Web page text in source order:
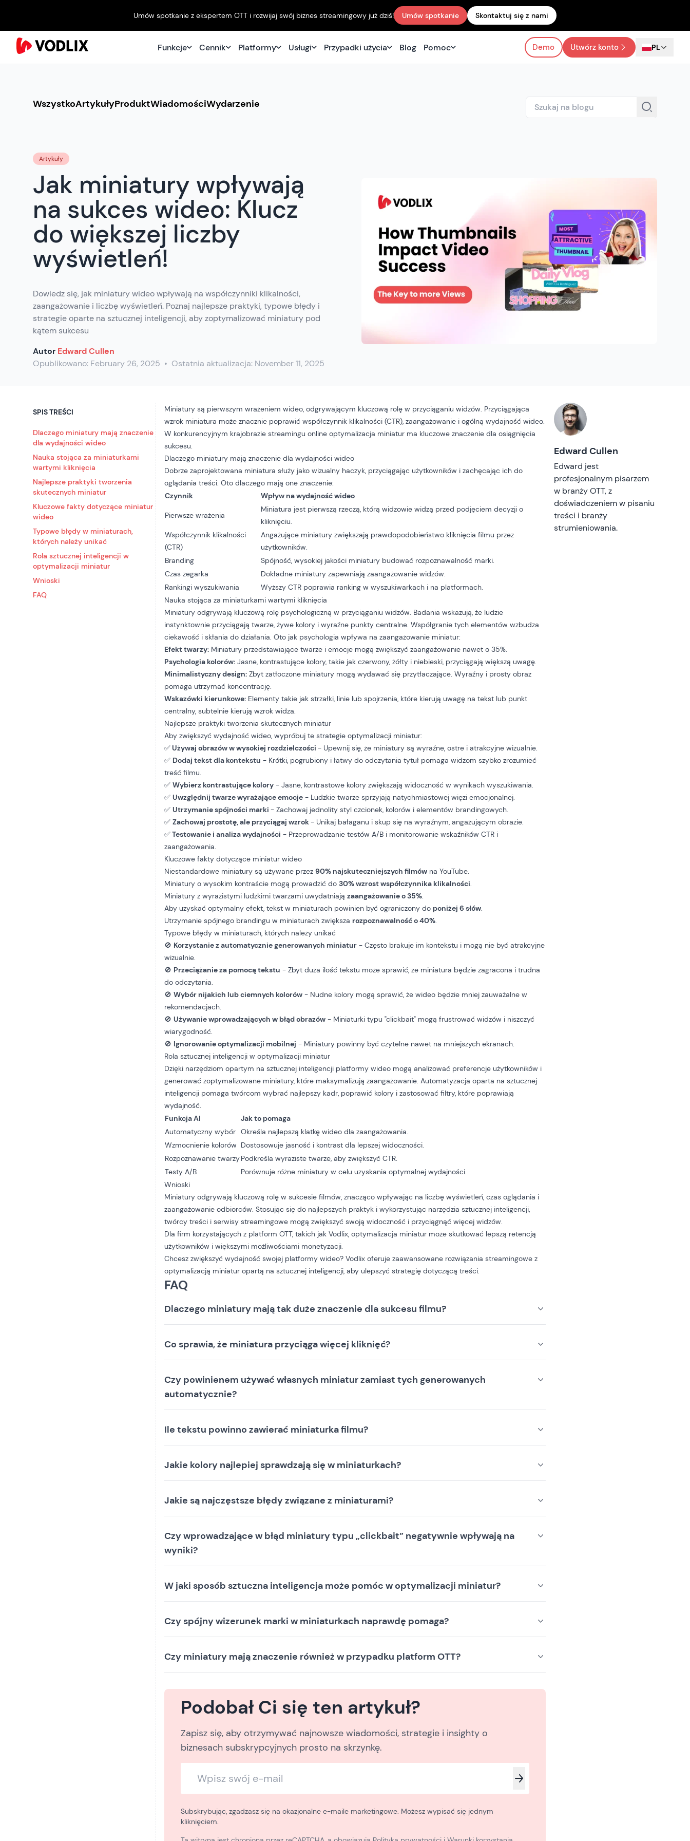
Umów spotkanie z ekspertem OTT i rozwijaj swój biznes streamingowy już dziś! Umów spotkanie Skontaktuj się z nami
Funkcje Cennik Platformy Usługi Przypadki użycia Blog Pomoc Demo Utwórz konto PL
WszystkoArtykułyProduktWiadomościWydarzenie
Artykuły
Jak miniatury wpływają
na sukces wideo: Klucz
do większej liczby
wyświetleń!
Dowiedz się, jak miniatury wideo wpływają na współczynniki klikalności,
zaangażowanie i liczbę wyświetleń. Poznaj najlepsze praktyki, typowe błędy i
strategie oparte na sztucznej inteligencji, aby zoptymalizować miniatury pod
kątem sukcesu
Autor Edward Cullen
Opublikowano: February 26, 2025 • Ostatnia aktualizacja: November 11, 2025
SPIS TREŚCI
Dlaczego miniatury mają znaczenie
dla wydajności wideo
Nauka stojąca za miniaturkami
wartymi kliknięcia
Najlepsze praktyki tworzenia
skutecznych miniatur
Kluczowe fakty dotyczące miniatur
wideo
Typowe błędy w miniaturach,
których należy unikać
Rola sztucznej inteligencji w
optymalizacji miniatur
Wnioski
FAQ
Miniatury są pierwszym wrażeniem wideo, odgrywającym kluczową rolę w przyciąganiu widzów. Przyciągająca
wzrok miniatura może znacznie poprawić współczynnik klikalności (CTR), zaangażowanie i ogólną wydajność wideo.
W konkurencyjnym krajobrazie streamingu online optymalizacja miniatur ma kluczowe znaczenie dla osiągnięcia
sukcesu.
Dlaczego miniatury mają znaczenie dla wydajności wideo
Dobrze zaprojektowana miniatura służy jako wizualny haczyk, przyciągając użytkowników i zachęcając ich do
oglądania treści. Oto dlaczego mają one znaczenie:
Czynnik
Wpływ na wydajność wideo
Pierwsze wrażenia
Miniatura jest pierwszą rzeczą, którą widzowie widzą przed podjęciem decyzji o
kliknięciu.
Współczynnik klikalności
(CTR)
Angażujące miniatury zwiększają prawdopodobieństwo kliknięcia filmu przez
użytkowników.
Branding
Spójność,wysokiej jakości miniatury budować rozpoznawalność marki.
Czas zegarka
Dokładne miniatury zapewniają zaangażowanie widzów.
Rankingi wyszukiwania
Wyższy CTR poprawia ranking w wyszukiwarkach i na platformach.
Nauka stojąca za miniaturkami wartymi kliknięcia
Miniatury odgrywają kluczową rolę psychologiczną w przyciąganiu widzów. Badania wskazują, że ludzie
instynktownie przyciągają twarze, żywe kolory i wyraźne punkty centralne. Współgranie tych elementów wzbudza
ciekawość i skłania do działania. Oto jak psychologia wpływa na zaangażowanie miniatur:
Efekt twarzy: Miniatury przedstawiające twarze i emocje mogą zwiększyć zaangażowanie nawet o 35%.
Psychologia kolorów: Jasne, kontrastujące kolory, takie jak czerwony, żółty i niebieski, przyciągają większą uwagę.
Minimalistyczny design: Zbyt zatłoczone miniatury mogą wydawać się przytłaczające. Wyraźny i prosty obraz
pomaga utrzymać koncentrację.
Wskazówki kierunkowe: Elementy takie jak strzałki, linie lub spojrzenia, które kierują uwagę na tekst lub punkt
centralny, subtelnie kierują wzrok widza.
Najlepsze praktyki tworzenia skutecznych miniatur
Aby zwiększyć wydajność wideo, wypróbuj te strategie optymalizacji miniatur:
✅ Używaj obrazów w wysokiej rozdzielczości- Upewnij się, że miniatury są wyraźne, ostre i atrakcyjne wizualnie.
✅ Dodaj tekst dla kontekstu - Krótki, pogrubiony i łatwy do odczytania tytuł pomaga widzom szybko zrozumieć
treść filmu.
✅Wybierz kontrastujące kolory - Jasne, kontrastowe kolory zwiększają widoczność w wynikach wyszukiwania.
✅ Uwzględnij twarze wyrażające emocje - Ludzkie twarze sprzyjają natychmiastowej więzi emocjonalnej.
✅ Utrzymanie spójności marki- Zachowaj jednolity styl czcionek, kolorów i elementów brandingowych.
✅Zachowaj prostotę, ale przyciągaj wzrok- Unikaj bałaganu i skup się na wyraźnym, angażującym obrazie.
✅Testowanie i analiza wydajności - Przeprowadzanie testów A/B i monitorowanie wskaźników CTR i
zaangażowania.
Kluczowe fakty dotyczące miniatur wideo
Niestandardowe miniatury są używane przez90% najskuteczniejszych filmów na YouTube.
Miniatury o wysokim kontraście mogą prowadzić do30% wzrost współczynnika klikalności.
Miniatury z wyrazistymi ludzkimi twarzami uwydatniajązaangażowanie o 35%.
Aby uzyskać optymalny efekt, tekst w miniaturach powinien być ograniczony do poniżej 6 słów.
Utrzymanie spójnego brandingu w miniaturach zwiększa rozpoznawalność o 40%.
Typowe błędy w miniaturach, których należy unikać
🚫 Korzystanie z automatycznie generowanych miniatur - Często brakuje im kontekstu i mogą nie być atrakcyjne
wizualnie.
🚫 Przeciążanie za pomocą tekstu - Zbyt duża ilość tekstu może sprawić, że miniatura będzie zagracona i trudna
do odczytania.
🚫Wybór nijakich lub ciemnych kolorów - Nudne kolory mogą sprawić, że wideo będzie mniej zauważalne w
rekomendacjach.
🚫 Używanie wprowadzających w błąd obrazów - Miniaturki typu "clickbait" mogą frustrować widzów i niszczyć
wiarygodność.
🚫 Ignorowanie optymalizacji mobilnej - Miniatury powinny być czytelne nawet na mniejszych ekranach.
Rola sztucznej inteligencji w optymalizacji miniatur
Dzięki narzędziom opartym na sztucznej inteligencji platformy wideo mogą analizować preferencje użytkowników i
generować zoptymalizowane miniatury, które maksymalizują zaangażowanie. Automatyzacja oparta na sztucznej
inteligencji pomaga twórcom wybrać najlepszy kadr, poprawić kolory i zastosować filtry, które poprawiają
wydajność.
Funkcja AI
Jak to pomaga
Automatyczny wybór Określa najlepszą klatkę wideo dla zaangażowania.
Wzmocnienie kolorów Dostosowuje jasność i kontrast dla lepszej widoczności.
Rozpoznawanie twarzyPodkreśla wyraziste twarze, aby zwiększyć CTR.
Testy A/B
Porównuje różne miniatury w celu uzyskania optymalnej wydajności.
Wnioski
Miniatury odgrywają kluczową rolę w sukcesie filmów, znacząco wpływając na liczbę wyświetleń, czas oglądania i
zaangażowanie odbiorców. Stosując się do najlepszych praktyk i wykorzystując narzędzia sztucznej inteligencji,
twórcy treści i serwisy streamingowe mogą zwiększyć swoją widoczność i przyciągnąć więcej widzów.
Dla firm korzystających z platform OTT, takich jak Vodlix, optymalizacja miniatur może skutkować lepszą retencją
użytkowników i większymi możliwościami monetyzacji.
Chcesz zwiększyć wydajność swojej platformy wideo? Vodlix oferuje zaawansowane rozwiązania streamingowe z
optymalizacją miniatur opartą na sztucznej inteligencji, aby ulepszyć strategię dotyczącą treści.
FAQ
Dlaczego miniatury mają tak duże znaczenie dla sukcesu filmu?
Co sprawia, że miniatura przyciąga więcej kliknięć?
Czy powinienem używać własnych miniatur zamiast tych generowanych
automatycznie?
Ile tekstu powinno zawierać miniaturka filmu?
Jakie kolory najlepiej sprawdzają się w miniaturkach?
Jakie są najczęstsze błędy związane z miniaturami?
Czy wprowadzające w błąd miniatury typu „clickbait” negatywnie wpływają na
wyniki?
W jaki sposób sztuczna inteligencja może pomóc w optymalizacji miniatur?
Czy spójny wizerunek marki w miniaturkach naprawdę pomaga?
Czy miniatury mają znaczenie również w przypadku platform OTT?
Podobał Ci się ten artykuł?
Zapisz się, aby otrzymywać najnowsze wiadomości, strategie i insighty o
biznesach subskrypcyjnych prosto na skrzynkę.
Subskrybując, zgadzasz się na okazjonalne e-maile marketingowe. Możesz wypisać się jednym
kliknięciem.
Edward Cullen
Edward jest
profesjonalnym pisarzem
w branży OTT, z
doświadczeniem w pisaniu
treści i branży
strumieniowania.